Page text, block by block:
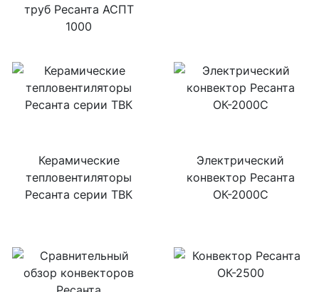
труб Ресанта АСПТ
1000
Керамические
тепловентиляторы
Ресанта серии ТВК
Электрический
конвектор Ресанта
ОК-2000С